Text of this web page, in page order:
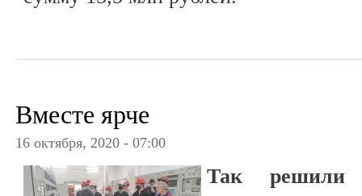
Вместе ярче
16 октября, 2020 - 07:00
Так решили